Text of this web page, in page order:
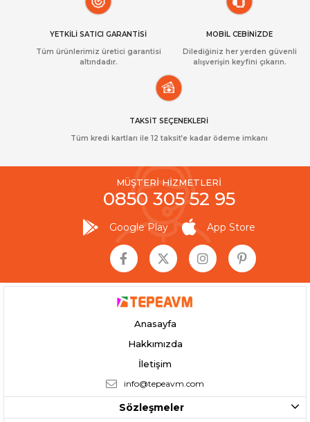
YETKİLİ SATICI GARANTİSİ
Tüm ürünlerimiz üretici garantisi
altındadır.
MOBİL CEBİNİZDE
Dilediğiniz her yerden güvenli
alışverişin keyfini çıkarın.
TAKSİT SEÇENEKLERİ
Tüm kredi kartları ile 12 taksit’e kadar ödeme imkanı
MÜŞTERİ HİZMETLERİ
0850 305 52 95
Google Play App Store
Anasayfa
Hakkımızda
İletişim
info@tepeavm.com
Sözleşmeler